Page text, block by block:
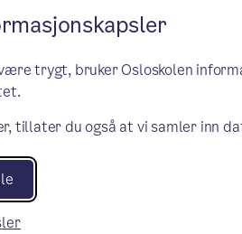
trygt, bruker Osloskolen
tillater du også at vi samler inn
sikre og ivareta